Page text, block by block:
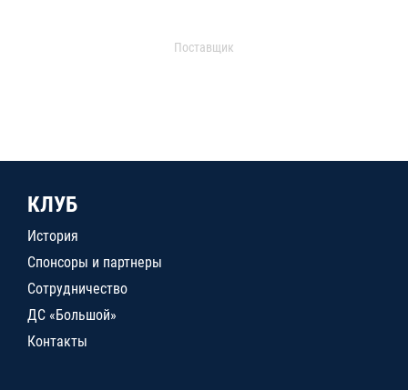
Поставщик
КЛУБ
История
Спонсоры и партнеры
Сотрудничество
ДС «Большой»
Контакты